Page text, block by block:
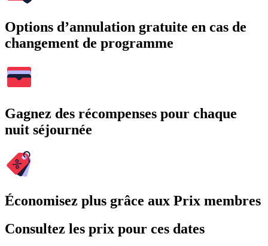
Options d’annulation gratuite en cas de
changement de programme
Gagnez des récompenses pour chaque
nuit séjournée
Économisez plus grâce aux Prix membres
Consultez les prix pour ces dates